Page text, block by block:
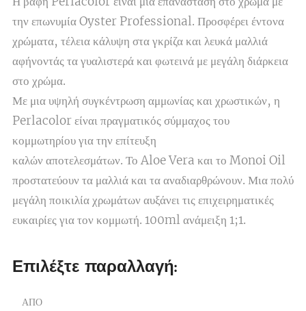
την επωνυμία Oyster Professional. Προσφέρει έντονα
χρώματα, τέλεια κάλυψη στα γκρίζα και λευκά μαλλιά
αφήνοντάς τα γυαλιστερά και φωτεινά με μεγάλη διάρκεια
στο χρώμα.
Με μια υψηλή συγκέντρωση αμμωνίας και χρωστικών, η
Perlacolor είναι πραγματικός σύμμαχος του
κομμωτηρίου για την επίτευξη
καλών αποτελεσμάτων. Το Aloe Vera και το Monoi Oil
προστατεύουν τα μαλλιά και τα αναδιαρθρώνουν. Μια πολύ
μεγάλη ποικιλία χρωμάτων αυξάνει τις επιχειρηματικές
ευκαιρίες για τον κομμωτή. 100ml ανάμειξη 1;1.
Επιλέξτε παραλλαγή:
ΑΠΟ